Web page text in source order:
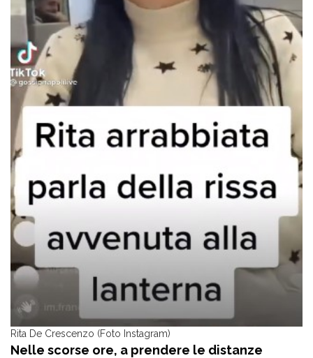
Rita De Crescenzo (Foto Instagram)
Nelle scorse ore, a prendere le distanze